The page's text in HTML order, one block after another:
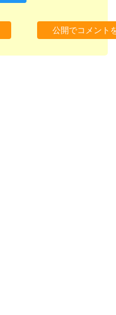
公開でコメント